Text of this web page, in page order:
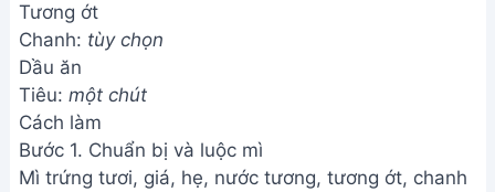
Tương ớt
Chanh: tùy chọn
Dầu ăn
Tiêu: một chút
Cách làm
Bước 1. Chuẩn bị và luộc mì
Mì trứng tươi, giá, hẹ, nước tương, tương ớt, chanh